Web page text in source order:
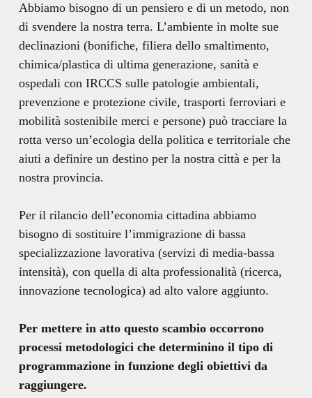
Abbiamo bisogno di un pensiero e di un metodo, non
di svendere la nostra terra. L’ambiente in molte sue
declinazioni (bonifiche, filiera dello smaltimento,
chimica/plastica di ultima generazione, sanità e
ospedali con IRCCS sulle patologie ambientali,
prevenzione e protezione civile, trasporti ferroviari e
mobilità sostenibile merci e persone) può tracciare la
rotta verso un’ecologia della politica e territoriale che
aiuti a definire un destino per la nostra città e per la
nostra provincia.
Per il rilancio dell’economia cittadina abbiamo
bisogno di sostituire l’immigrazione di bassa
specializzazione lavorativa (servizi di media-bassa
intensità), con quella di alta professionalità (ricerca,
innovazione tecnologica) ad alto valore aggiunto.
Per mettere in atto questo scambio occorrono
processi metodologici che determinino il tipo di
programmazione in funzione degli obiettivi da
raggiungere.